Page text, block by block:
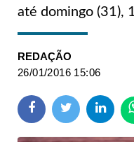
até domingo (31),
REDAÇÃO
26/01/2016 15:06